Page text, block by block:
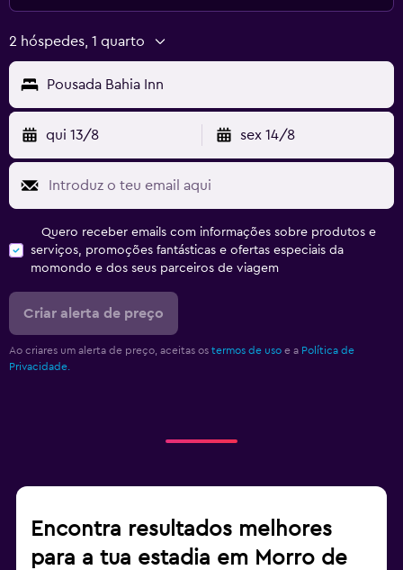
2 hóspedes, 1 quarto
Pousada Bahia Inn
qui 13/8 sex 14/8
Quero receber emails com informações sobre produtos e
serviços, promoções fantásticas e ofertas especiais da
momondo e dos seus parceiros de viagem
Criar alerta de preço
Ao criares um alerta de preço, aceitas os termos de uso e a Política de
Privacidade.
Encontra resultados melhores
para a tua estadia em Morro de